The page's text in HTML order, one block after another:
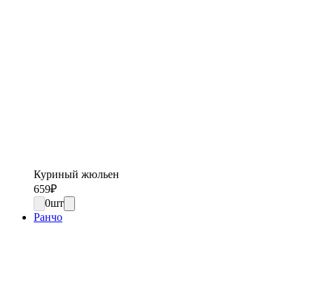
Куриный жюльен
659₽
0шт
Ранчо